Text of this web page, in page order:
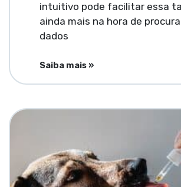
intuitivo pode facilitar essa
ainda mais na hora de
dados
Saiba mais »